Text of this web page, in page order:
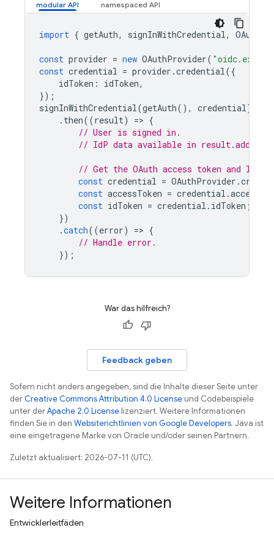
import { getAuth, signInWithCredential,
const provider = new OAuthProvider(
const credential = provider .credential({
idToken : idToken,
});
signInWithCredential(getAuth(), credential)
. then((result) => {
// User is signed in.
// IdP data available in
// Get the OAuth access token and ID
const credential = OAuthProvider .
const accessToken = credential .
const idToken = credential . idToken ;
})
.catch((error) => {
// Handle error.
});
War das hilfreich?
Feedback geben
Sofern nicht anders angegeben, sind die Inhalte dieser Seite unter
derCreative Commons Attribution 4.0 License und Codebeispiele
unter derApache 2.0 License lizenziert. Weitere Informationen
finden Sie in den Websiterichtlinien von Google Developers. Java ist
eine eingetragene Marke von Oracle und/oder seinen Partnern.
Zuletzt aktualisiert: 2026-07-11 (UTC).
Weitere Informationen
Entwicklerleitfäden